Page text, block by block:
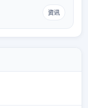
确保资产核算的
资讯